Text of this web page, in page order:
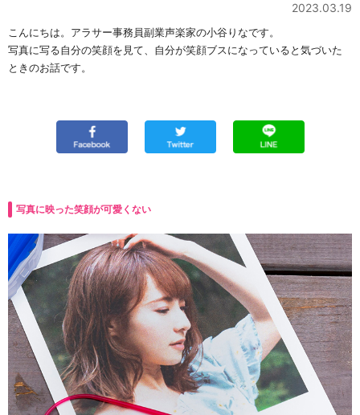
2023.03.19
こんにちは。アラサー事務員副業声楽家の小谷りなです。
写真に写る自分の笑顔を見て、自分が笑顔ブスになっていると気づいた
ときのお話です。
写真に映った笑顔が可愛くない